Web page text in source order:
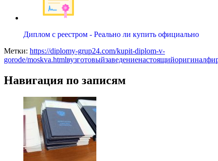
Диплом с реестром - Реально ли купить официально
Метки: https://diplomy-grup24.com/kupit-diplom-v-
gorode/moskva.htmlвузготовыйзаведениенастоящийоригинал
Навигация по записям